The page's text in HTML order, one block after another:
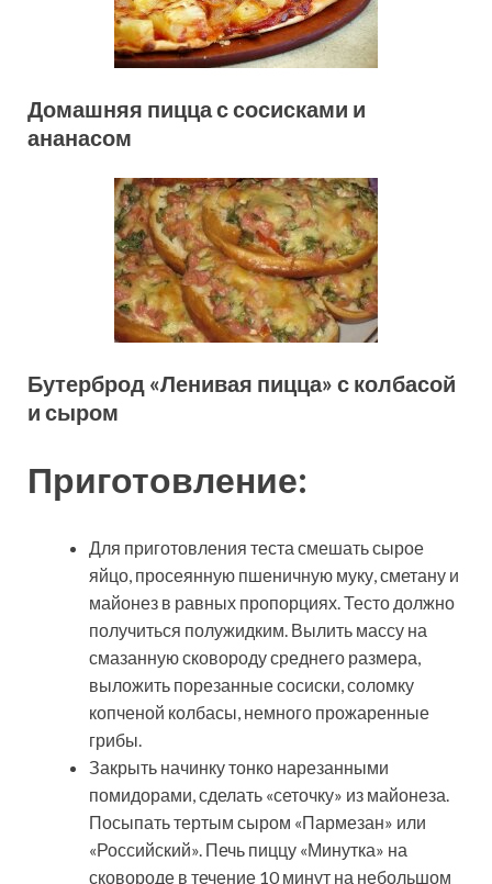
Домашняя пицца с сосисками и
ананасом
Бутерброд «Ленивая пицца» с колбасой
и сыром
Приготовление:
Для приготовления теста смешать сырое
яйцо, просеянную пшеничную муку, сметану и
майонез в равных пропорциях. Тесто должно
получиться полужидким. Вылить массу на
смазанную сковороду среднего размера,
выложить порезанные сосиски, соломку
копченой колбасы, немного прожаренные
грибы.
Закрыть начинку тонко нарезанными
помидорами, сделать «сеточку» из майонеза.
Посыпать тертым сыром «Пармезан» или
«Российский». Печь пиццу «Минутка» на
сковороде в течение 10 минут на небольшом